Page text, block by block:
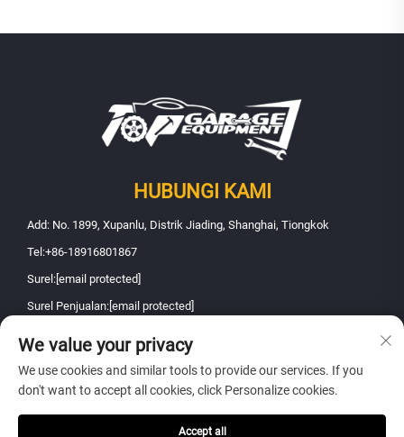
HUBUNGI KAMI
Add: No. 1899, Xupanlu, Distrik Jiading, Shanghai, Tiongkok
Tel:+86-18916801867
Surel: [email protected]
Surel Penjualan: [email protected]
Hak Cipta © 2026 Shanghai Fanbao Automobile Maintenance Equipment
Co., Ltd.. Seluruh hak dilindungi -Kebijakan privasi
We value your privacy
We use cookies and similar tools to provide our services. If you
don't want to accept all cookies, click Personalize cookies.
Accept all